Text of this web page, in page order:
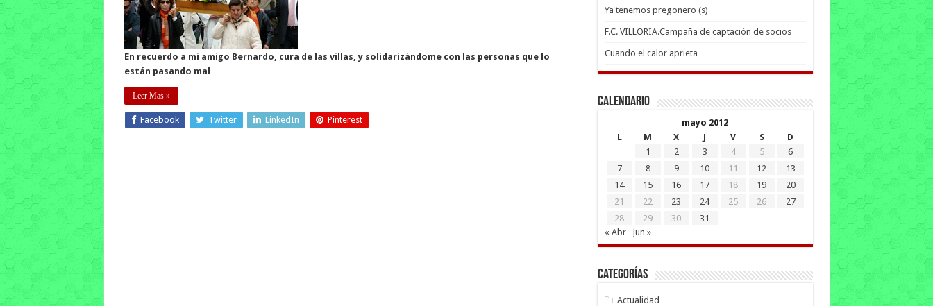
En recuerdo a mi amigo Bernardo, cura de las villas, y solidarizándome con las personas que lo
están pasando mal
Leer Mas »
Facebook Twitter LinkedIn Pinterest
Ya tenemos pregonero (s)
F.C. VILLORIA.Campaña de captación de socios
Cuando el calor aprieta
Calendario
mayo 2012
L
M X J V S
D
1
2 3 4 5
6
7
8 9 10 11 12
13
14
15 16 17 18 19
20
21
22 23 24 25 26
27
28
29 30
31
« Abr
Jun »
Categorías
Actualidad